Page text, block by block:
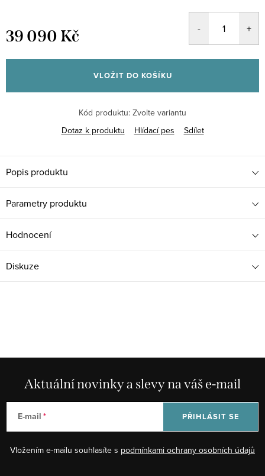
39 090 Kč
cena:
VLOŽIT DO KOŠÍKU
Kód produktu: Zvolte variantu
Dotaz k produktu
Hlídací pes Sdílet
Popis produktu
Parametry produktu
Hodnocení
Diskuze
Aktuální novinky a slevy na váš e-mail
E-mail
Vložením e-mailu souhlasíte s podmínkami ochrany osobních údajů
PŘIHLÁSIT SE